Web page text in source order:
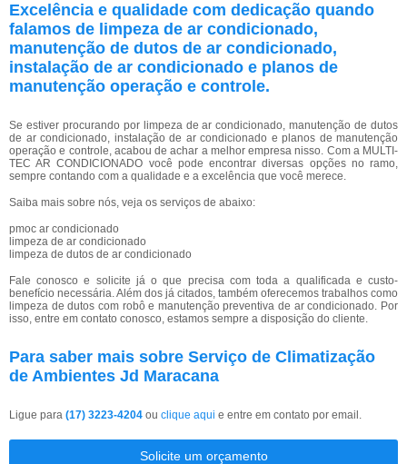
Excelência e qualidade com dedicação quando
falamos de limpeza de ar condicionado,
manutenção de dutos de ar condicionado,
instalação de ar condicionado e planos de
manutenção operação e controle.
Se estiver procurando por limpeza de ar condicionado, manutenção de dutos
de ar condicionado, instalação de ar condicionado e planos de manutenção
operação e controle, acabou de achar a melhor empresa nisso. Com a MULTI-
TEC AR CONDICIONADO você pode encontrar diversas opções no ramo,
sempre contando com a qualidade e a excelência que você merece.
Saiba mais sobre nós, veja os serviços de abaixo:
pmoc ar condicionado
limpeza de ar condicionado
limpeza de dutos de ar condicionado
Fale conosco e solicite já o que precisa com toda a qualificada e custo-
benefício necessária. Além dos já citados, também oferecemos trabalhos como
limpeza de dutos com robô e manutenção preventiva de ar condicionado. Por
isso, entre em contato conosco, estamos sempre a disposição do cliente.
Para saber mais sobre Serviço de Climatização
de Ambientes Jd Maracana
Ligue para (17) 3223-4204 ou clique aqui e entre em contato por email.
Solicite um orçamento